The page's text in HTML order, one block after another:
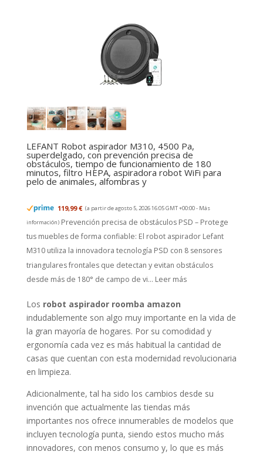
LEFANT Robot aspirador M310, 4500 Pa,
superdelgado, con prevención precisa de
obstáculos, tiempo de funcionamiento de 180
minutos, filtro HEPA, aspiradora robot WiFi para
pelo de animales, alfombras y
119,99 € (a partir de agosto 5, 2026 16:05 GMT +00:00 - Más
información) Prevención precisa de obstáculos PSD – Protege
tus muebles de forma confiable: El robot aspirador Lefant
M310 utiliza la innovadora tecnología PSD con 8 sensores
triangulares frontales que detectan y evitan obstáculos
desde más de 180° de campo de vi... Leer más
Los robot aspirador roomba amazon
indudablemente son algo muy importante en la vida de
la gran mayoría de hogares. Por su comodidad y
ergonomía cada vez es más habitual la cantidad de
casas que cuentan con esta modernidad revolucionaria
en limpieza.
Adicionalmente, tal ha sido los cambios desde su
invención que actualmente las tiendas más
importantes nos ofrece innumerables de modelos que
incluyen tecnología punta, siendo estos mucho más
innovadores, con menos consumo y, lo que es más